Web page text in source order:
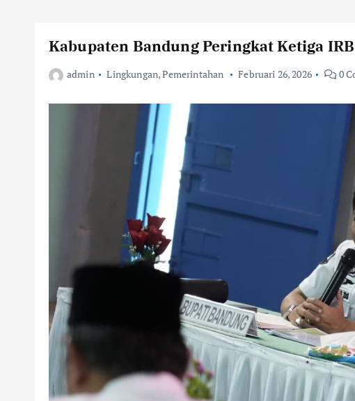
Kabupaten Bandung Peringkat Ketiga
admin Lingkungan,Pemerintahan Februari 26, 2026 0